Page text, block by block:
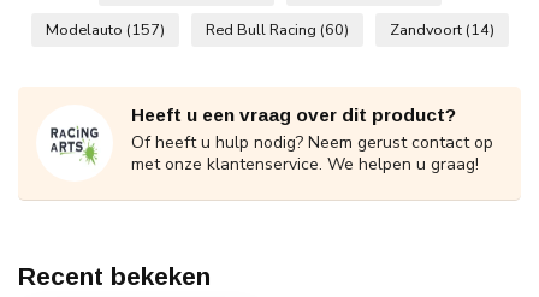
Modelauto (157) Red Bull Racing (60) Zandvoort (14)
Heeft u een vraag over dit product?
Of heeft u hulp nodig? Neem gerust contact op
met onze klantenservice. We helpen u graag!
Recent bekeken